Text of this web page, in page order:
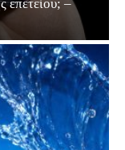
επετείου; –